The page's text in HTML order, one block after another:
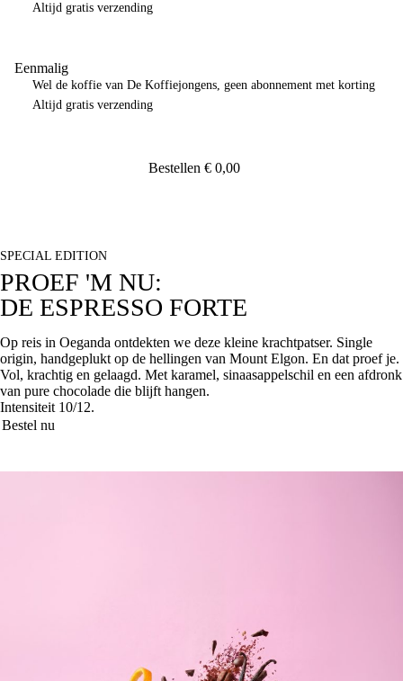
Altijd gratis verzending
Eenmalig
Wel de koffie van De Koffiejongens, geen abonnement met korting
Altijd gratis verzending
Bestellen € 0,00
SPECIAL EDITION
PROEF 'M NU:
DE ESPRESSO FORTE
Op reis in Oeganda ontdekten we deze kleine krachtpatser. Single
origin, handgeplukt op de hellingen van Mount Elgon. En dat proef je.
Vol, krachtig en gelaagd. Met karamel, sinaasappelschil en een afdronk
van pure chocolade die blijft hangen.
Intensiteit 10/12.
Bestel nu